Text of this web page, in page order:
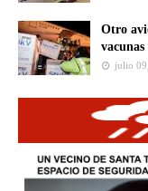
Otro
vacunas
julio